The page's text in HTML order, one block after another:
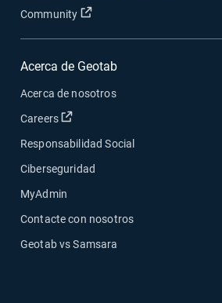
Community
Abrir en una nueva ventana
Acerca de Geotab
Acerca de nosotros
Careers
Abrir en una nueva ventana
Responsabilidad Social
Ciberseguridad
MyAdmin
Contacte con nosotros
Geotab vs Samsara